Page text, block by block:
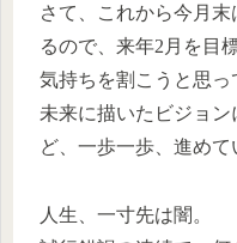
さて、これから今月
るので、来年2月を目
気持ちを割こうと思っ
未来に描いたビジョ
ど、一歩一歩、進めて
人生、一寸先は闇。